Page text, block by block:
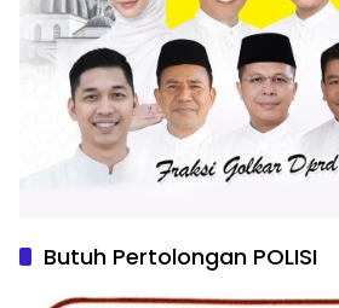
Butuh Pertolongan POLISI